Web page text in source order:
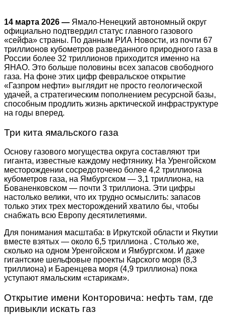
14 марта 2026 — Ямало-Ненецкий автономный округ
официально подтвердил статус главного газового
«сейфа» страны. По данным РИА Новости, из почти 67
триллионов кубометров разведанного природного газа в
России более 32 триллионов приходится именно на
ЯНАО. Это больше половины всех запасов свободного
газа. На фоне этих цифр февральское открытие
«Газпром нефти» выглядит не просто геологической
удачей, а стратегическим пополнением ресурсной базы,
способным продлить жизнь арктической инфраструктуре
на годы вперед.
Три кита ямальского газа
Основу газового могущества округа составляют три
гиганта, известные каждому нефтянику. На Уренгойском
месторождении сосредоточено более 4,2 триллиона
кубометров газа, на Ямбургском — 3,1 триллиона, на
Бованенковском — почти 3 триллиона. Эти цифры
настолько велики, что их трудно осмыслить: запасов
только этих трех месторождений хватило бы, чтобы
снабжать всю Европу десятилетиями.
Для понимания масштаба: в Иркутской области и Якутии
вместе взятых — около 6,5 триллиона . Столько же,
сколько на одном Уренгойском и Ямбургском. И даже
гигантские шельфовые проекты Карского моря (8,3
триллиона) и Баренцева моря (4,9 триллиона) пока
уступают ямальским «старикам».
Открытие имени Конторовича: нефть там, где
привыкли искать газ